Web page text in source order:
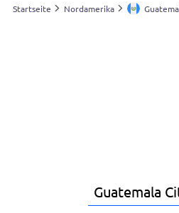
Deutschland
Startseite Nordamerika